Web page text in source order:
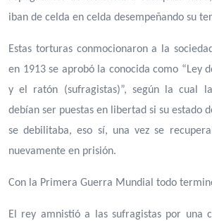
iban de celda en celda desempeñando su
Estas torturas conmocionaron a la
en 1913 se aprobó la conocida como “Ley
y el ratón (sufragistas)”, según la cual
debían ser puestas en libertad si su estado
se debilitaba, eso sí, una vez se
nuevamente en prisión.
Con la Primera Guerra Mundial todo
El rey amnistió a las sufragistas por una